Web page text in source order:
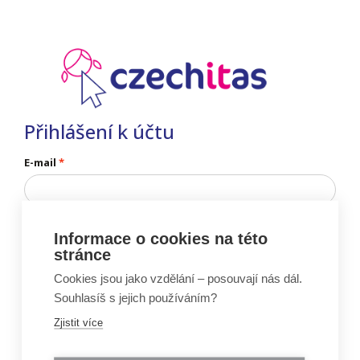
Přihlášení k účtu
E-mail
Nevíš heslo? Obnov si heslo
Vznik portálu Moje Czechitas byl podpořen projektem: „Ženy do IT” (reg.č.
Informace o cookies na této
stránce
Cookies jsou jako vzdělání – posouvají nás dál.
Souhlasíš s jejich používáním?
Zjistit více